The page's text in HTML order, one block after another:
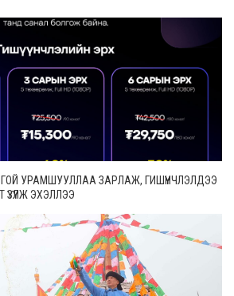
УРАМШУУЛЛАА ЗАРЛАЖ, ГИШҮҮНЧЛЭЛДЭЭ
ЭХЭЛЛЭЭ